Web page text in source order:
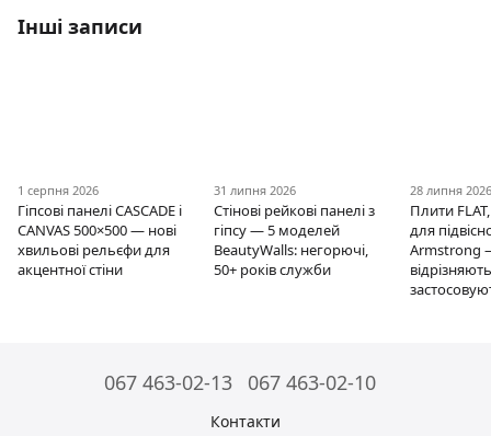
Інші записи
1 серпня 2026
Гіпсові панелі CASCADE і
CANVAS 500×500 — нові
хвильові рельєфи для
акцентної стіни
31 липня 2026
Стінові рейкові панелі з
гіпсу — 5 моделей
BeautyWalls: негорючі,
50+ років служби
28 липня
Плити FLAT,
для
Armstrong
067 463-02-13 067 463-02-10
Контакти